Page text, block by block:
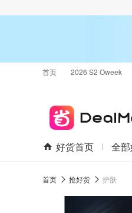
首页 2026 S2 Oweek
好货首页 全
首页 抢好货 护肤